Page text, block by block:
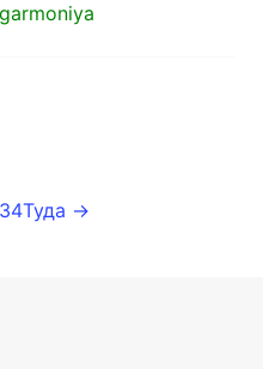
34Туда →